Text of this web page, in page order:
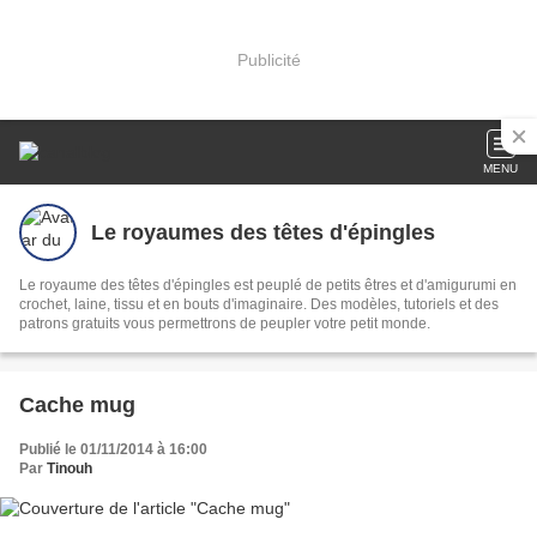
Publicité
MENU
Le royaumes des têtes d'épingles
Le royaume des têtes d'épingles est peuplé de petits êtres et d'amigurumi en
crochet, laine, tissu et en bouts d'imaginaire. Des modèles, tutoriels et des
patrons gratuits vous permettrons de peupler votre petit monde.
Cache mug
Publié le 01/11/2014 à 16:00
Par Tinouh